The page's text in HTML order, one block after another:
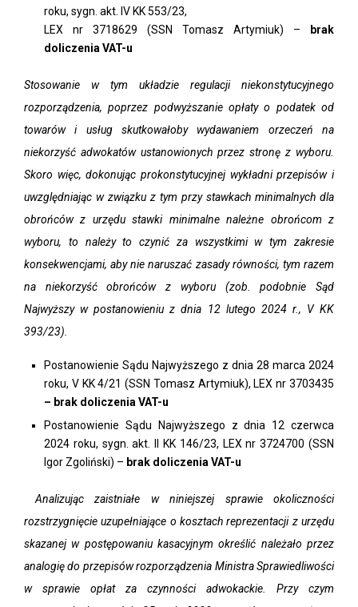
roku, sygn. akt. IV KK 553/23,
LEX nr 3718629 (SSN Tomasz Artymiuk) –
brak
doliczenia VAT-u
Stosowanie w tym układzie regulacji niekonstytucyjnego
rozporządzenia, poprzez podwyższanie opłaty o podatek od
towarów i usług skutkowałoby wydawaniem orzeczeń na
niekorzyść adwokatów ustanowionych przez stronę z wyboru.
Skoro więc, dokonując prokonstytucyjnej wykładni przepisów i
uwzględniając w związku z tym przy stawkach minimalnych dla
obrońców z urzędu stawki minimalne należne obrońcom z
wyboru, to należy to czynić za wszystkimi w tym zakresie
konsekwencjami, aby nie naruszać zasady równości, tym razem
na niekorzyść obrońców z wyboru (zob. podobnie Sąd
Najwyższy w postanowieniu z dnia 12 lutego 2024 r., V KK
393/23).
Postanowienie Sądu Najwyższego z dnia 28 marca 2024
roku, V KK 4/21 (SSN Tomasz Artymiuk), LEX nr 3703435
– brak doliczenia VAT-u
Postanowienie Sądu Najwyższego z dnia 12 czerwca
2024 roku, sygn. akt. II KK 146/23, LEX nr 3724700 (SSN
Igor Zgoliński) – brak doliczenia VAT-u
Analizując zaistniałe w niniejszej sprawie okoliczności
rozstrzygnięcie uzupełniające o kosztach reprezentacji z urzędu
skazanej w postępowaniu kasacyjnym określić należało przez
analogię do przepisów rozporządzenia Ministra Sprawiedliwości
w sprawie opłat za czynności adwokackie. Przy czym